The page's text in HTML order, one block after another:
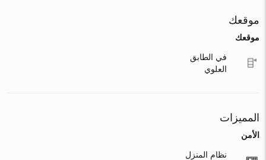
موقعك
موقعك
في الطابق
العلوي
المميزات
الأمن
نظام المنزل